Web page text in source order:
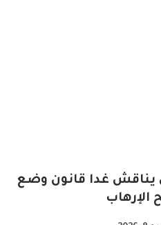
يناقش غدا قانون وضع
الإرهاب